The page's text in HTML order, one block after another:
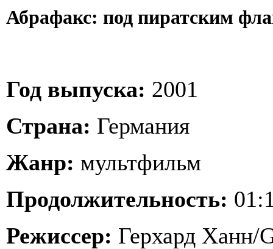
Абрафакс: под пиратским
Год выпуска: 2001
Страна: Германия
Жанр: мультфильм
Продолжительность:
Режиссер: Герхард Ханн/